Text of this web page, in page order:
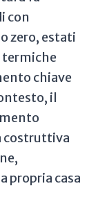
con
zero, estati
termiche
chiave
il
costruttiva
propria casa